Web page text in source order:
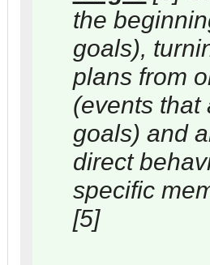
the
goals),
plans from
(events that
goals) and
direct
specific
[5]